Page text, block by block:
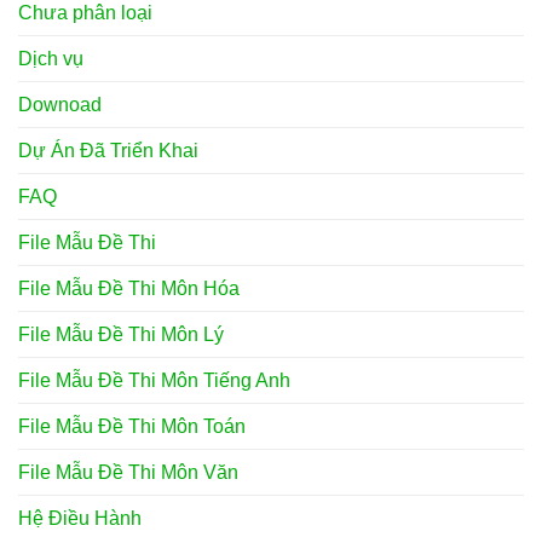
Chưa phân loại
Dịch vụ
Downoad
Dự Án Đã Triển Khai
FAQ
File Mẫu Đề Thi
File Mẫu Đề Thi Môn Hóa
File Mẫu Đề Thi Môn Lý
File Mẫu Đề Thi Môn Tiếng Anh
File Mẫu Đề Thi Môn Toán
File Mẫu Đề Thi Môn Văn
Hệ Điều Hành